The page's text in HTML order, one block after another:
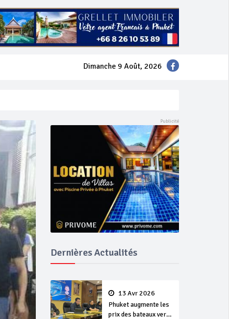
Dimanche 9 Août, 2026
mer
Dernières Actualités
13 Avr 2026
Phuket augmente les
prix des bateaux vers